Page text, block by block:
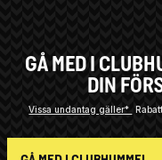
GÅ MED I
DIN
Vissa undantag gäller*